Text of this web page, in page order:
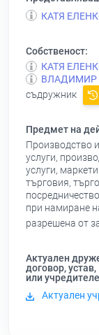
КАТЯ
Собственост:
КАТЯ
ВЛАДИМИР
съдружник
Предмет на
Производство
услуги,
услуги,
търговия,
при намиране
разрешена от
Актуален
договор, устав,
или
Актуален